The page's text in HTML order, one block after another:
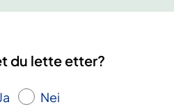
du lette etter?
Ja Nei